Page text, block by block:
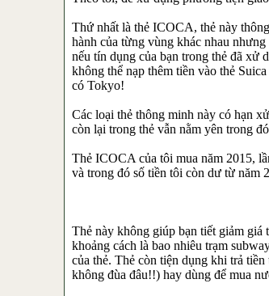
Thứ nhất là thẻ ICOCA, thẻ này
hành của từng vùng khác nhau
nếu tín dụng của bạn trong thẻ đã xử
không thể nạp thêm tiền vào thẻ
có Tokyo!
Các loại thẻ thông minh này có hạn
còn lại trong thẻ vẫn nằm yên trong
Thẻ ICOCA của tôi mua năm 2015,
và trong đó số tiền tôi còn dư từ năm
Thẻ này không giúp bạn tiết giảm giá
khoảng cách là bao nhiêu trạm
của thẻ. Thẻ còn tiện dụng khi trả
không đùa đâu!!) hay dùng để mua